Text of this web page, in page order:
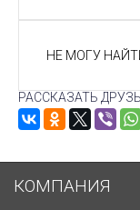
НЕ МОГУ
РАССКАЗАТЬ
КОМПАНИЯ